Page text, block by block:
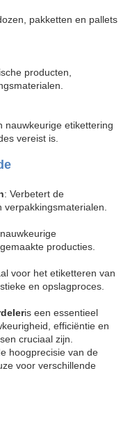
pakketten en pallets
producten,
nauwkeurige etikettering
vereist is.
: Verbetert de
producties.
voor het etiketteren van
en opslagproces.
is een essentieel
efficiëntie en
cruciaal zijn.
hoogprecisie van de
voor verschillende